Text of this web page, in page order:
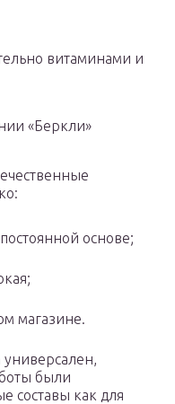
витаминами и
«Беркли»
основе;
магазине.
были
составы как для